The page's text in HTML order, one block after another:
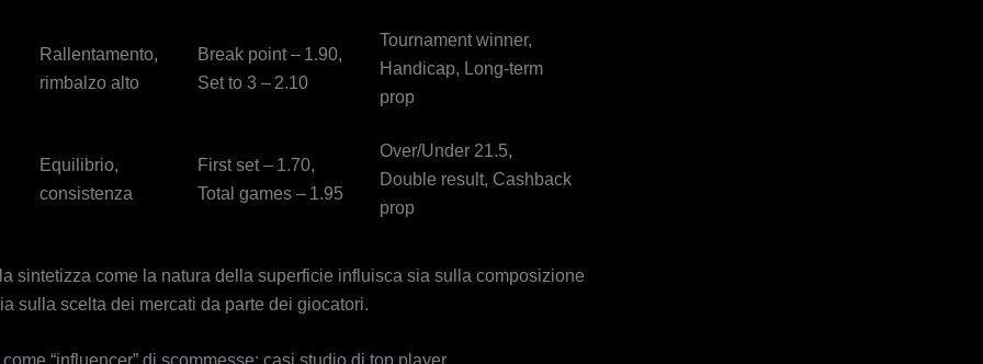
Rallentamento,
rimbalzo alto
Break point – 1.90,
Set to 3 – 2.10
Tournament winner,
Handicap, Long‑term
prop
Equilibrio,
consistenza
First set – 1.70,
Total games – 1.95
Over/Under 21.5,
Double result, Cashback
prop
sintetizza come la natura della superficie influisca sia sulla composizione
sulla scelta dei mercati da parte dei giocatori.